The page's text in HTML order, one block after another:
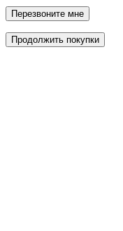
Перезвоните мне
Продолжить покупки